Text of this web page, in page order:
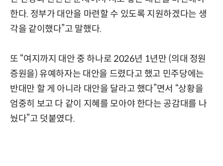
한다. 정부가 대안을 마련할 수 있도록 지원하겠다는 생
각을 같이했다”고 말했다.
또 “여지까지 대안 중 하나로 2026년 1년만 (의대 정원
증원을) 유예하자는 대안을 드렸다고 했고 민주당에는
반대만 할 게 아니라 대안을 달라고 했다”면서 “상황을
엄중히 보고 다 같이 지혜를 모아야 한다는 공감대를 나
눴다”고 덧붙였다.